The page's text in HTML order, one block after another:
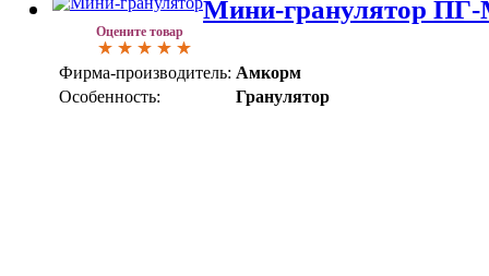
Оцените товар
Мини-гранулятор ПГ-
Фирма-производитель: Амкорм
Особенность:
Гранулятор